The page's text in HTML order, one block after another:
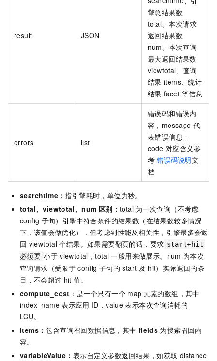
result JSON
擎总结果数
total、本次请求
返回结果数
num、本次查询
最大返回结果数
viewtotal、查询
结果 items、统计
结果 facet 等信息
errors list
错误码和错误内
容，message 代
表错误信息；
code 对应含义参
考 错误码说明文
档
searchtime：指引擎耗时，单位为秒。
total、viewtotal、num 区别： total 为一次查询（不考虑
config 子句）引擎中符合条件的结果数（在结果数较多情况
下，该值会做优化），但考虑到性能及相关性，引擎最多会返
回 viewtotal 个结果。如果需要翻页的话，要求 start+hit
必须要 小于 viewtotal，total 一般用来做展示。num 为本次
查询请求（受限于 config 子句的 start 及 hit）实际返回的条
目，不会超过 hit 值。
compute_cost ：是一个只有一个 map 元素的数组，其中
index_name 表示应用 ID，value 表示本次查询消耗的
LCU。
items：包含查询召回数据信息，其中 fields 为搜索召回内
容。
variableValue： 表示自定义参数返回结果，如获取 distance